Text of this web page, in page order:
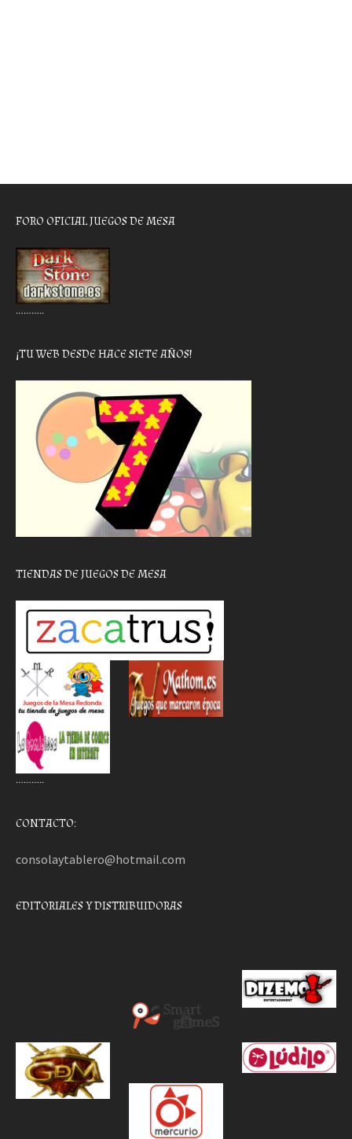
FORO OFICIAL JUEGOS DE MESA
………..
¡TU WEB DESDE HACE SIETE AÑOS!
TIENDAS DE JUEGOS DE MESA
………..
CONTACTO:
consolaytablero@hotmail.com
EDITORIALES Y DISTRIBUIDORAS